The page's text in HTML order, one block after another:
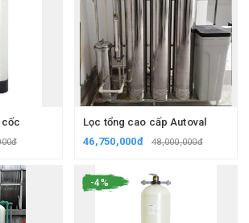
cốc
Lọc tổng cao cấp Autoval
46,750,000đ
48,000,000đ
-4%